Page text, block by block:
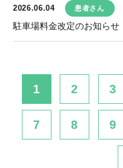
2026.06.04 患者さん
駐車場料金改定のお知らせ
1 2 3
7 8 9